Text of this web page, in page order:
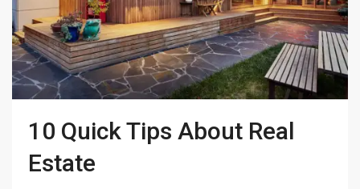
10 Quick Tips About Real
Estate